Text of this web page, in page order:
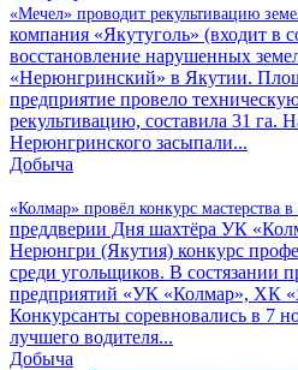
«Мечел» проводит рекультивацию
компания «Якутуголь» (входит в
восстановление нарушенных
«Нерюнгринский» в Якутии.
предприятие провело
рекультивацию, составила 31 га.
Нерюнгринского засыпали...
Добыча
«Колмар» провёл конкурс мастерства
преддверии Дня шахтёра УК
Нерюнгри (Якутия) конкурс
среди угольщиков. В состязании
предприятий «УК «Колмар», ХК
Конкурсанты соревновались в 7
лучшего водителя...
Добыча